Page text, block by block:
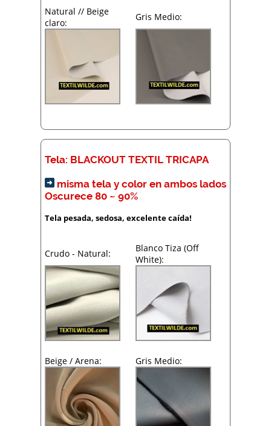
Natural // Beige
claro:
Gris Medio:
Tela: BLACKOUT TEXTIL TRICAPA
misma tela y color en ambos lados
Oscurece 80 ~ 90%
Tela pesada, sedosa, excelente caída!
Crudo - Natural:
Blanco Tiza (Off
White):
Beige / Arena: Gris Medio: